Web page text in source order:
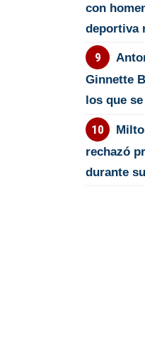
con
deportiva
Ginnette
los que
rechazó
durante